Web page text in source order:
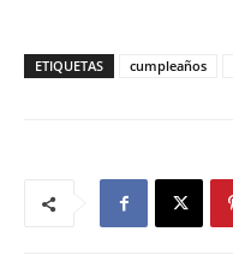
ETIQUETAS cumpleaños